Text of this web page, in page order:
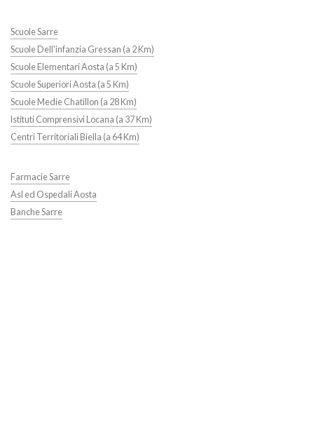
Scuole Sarre
Scuole Dell'infanzia Gressan (a 2 Km)
Scuole Elementari Aosta (a 5 Km)
Scuole Superiori Aosta (a 5 Km)
Scuole Medie Chatillon (a 28 Km)
Istituti Comprensivi Locana (a 37 Km)
Centri Territoriali Biella (a 64 Km)
Farmacie Sarre
Asl ed Ospedali Aosta
Banche Sarre